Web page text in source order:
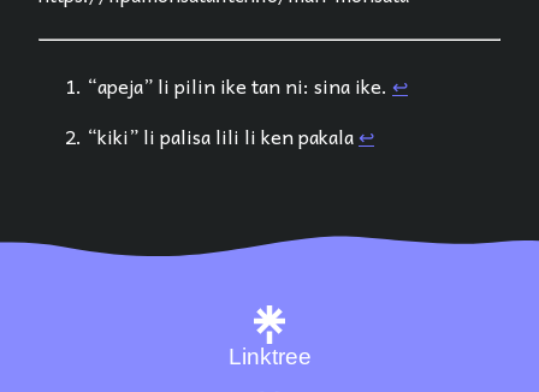
“apeja” li pilin ike tan ni: sina ike. ↩︎
“kiki” li palisa lili li ken pakala↩︎
Linktree